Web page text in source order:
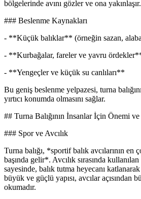
bölgelerinde avını gözler ve ona yakınlaşır.
### Beslenme Kaynakları
- **Küçük balıklar** (örneğin sazan,
- **Kurbağalar, fareler ve yavru
- **Yengeçler ve küçük su canlıları**
Bu geniş beslenme yelpazesi, turna
yırtıcı konumda olmasını sağlar.
## Turna Balığının İnsanlar İçin Önemi
### Spor ve Avcılık
Turna balığı, *sportif balık avcılarının
başında gelir*. Avcılık sırasında
sayesinde, balık tutma heyecanı katlanarak
büyük ve güçlü yapısı, avcılar açısından
okumadır.